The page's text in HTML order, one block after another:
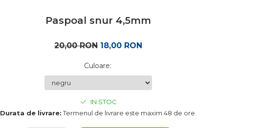
Paspoal snur 4,5mm
20,00 RON 18,00 RON
Culoare:
IN STOC
Durata de livrare:Termenul de livrare este maxim 48 de ore.